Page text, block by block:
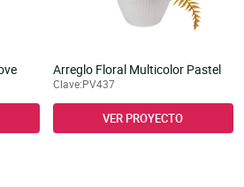
Arreglo Floral Multicolor Pastel
Clave:PV437
VER PROYECTO